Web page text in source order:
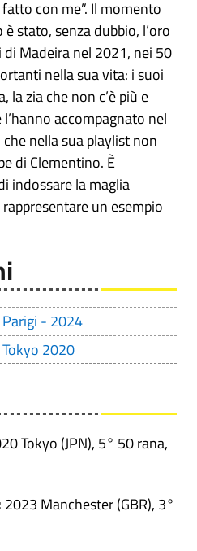
con me”. Il momento
stato, senza dubbio, l’oro
Madeira nel 2021, nei 50
nella sua vita: i suoi
la zia che non c’è più e
accompagnato nel
nella sua playlist non
di Clementino. È
indossare la maglia
un esempio
- 2024
2020
Tokyo (JPN), 5° 50 rana,
2023 Manchester (GBR), 3°